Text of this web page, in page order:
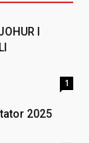
I
1
2025